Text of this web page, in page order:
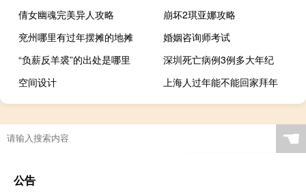
倩女幽魂完美异人攻略
崩坏2琪亚娜攻略
兖州哪里有过年摆摊的地摊
婚姻咨询师考试
“负薪反羊裘”的出处是哪里
深圳死亡病例3例多大年纪
空间设计
上海人过年能不能回家拜年
☚
公告